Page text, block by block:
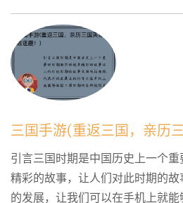
三国手游(重返三国，亲历
引言三国时期是中国历史上一个重
精彩的故事，让人们对此时期的
的发展，让我们可以在手机上就